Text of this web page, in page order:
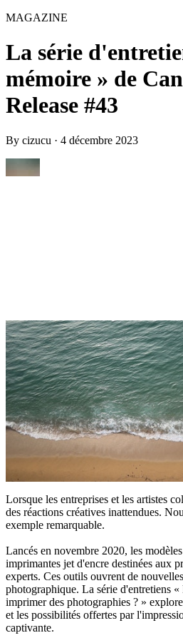
MAGAZINE
La série
mémoire » de
Release #43
By cizucu · 4 décembre 2023
Lorsque les entreprises et les artistes
des réactions créatives inattendues.
exemple remarquable.
Lancés en novembre 2020, les
imprimantes jet d'encre destinées aux
experts. Ces outils ouvrent de
photographique. La série d'entretiens
imprimer des photographies ? »
et les possibilités offertes par
captivante.